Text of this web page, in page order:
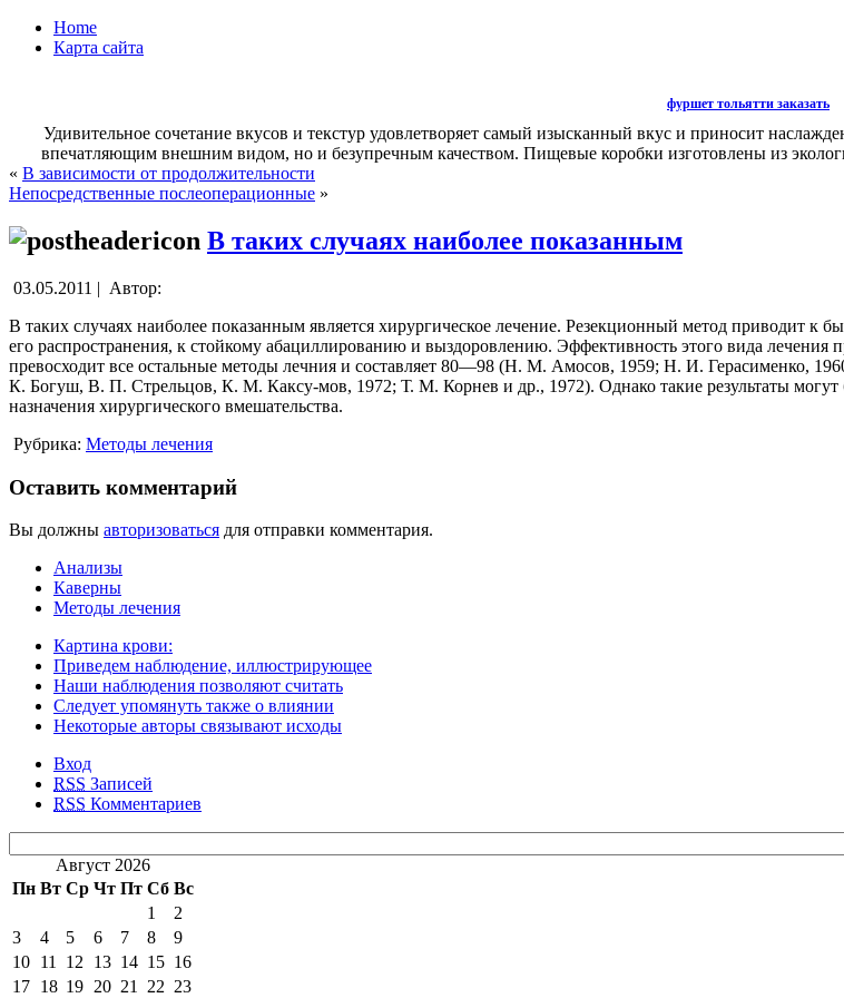
Home
Карта сайта
фуршет тольятти заказать
Удивительное сочетание вкусов и текстур удовлетворяет самый изысканный вкус и приносит
впечатляющим внешним видом, но и безупречным качеством. Пищевые коробки изготовлены из
« В зависимости от продолжительности
Непосредственные послеоперационные »
В таких случаях наиболее показанным
03.05.2011 | Автор:
В таких случаях наиболее показанным является хирургическое лечение. Резекционный метод приводит
его распространения, к стойкому абациллированию и выздоровлению. Эффективность этого вида лечения
превосходит все остальные методы лечния и составляет 80—98 (Н. М. Амосов, 1959; Н. И. Герасименко,
К. Богуш, В. П. Стрельцов, К. М. Каксу-мов, 1972; Т. М. Корнев и др., 1972). Однако такие результаты
назначения хирургического вмешательства.
Рубрика: Методы лечения
Оставить комментарий
Вы должны авторизоваться для отправки комментария.
Анализы
Каверны
Методы лечения
Картина крови:
Приведем наблюдение, иллюстрирующее
Наши наблюдения позволяют считать
Следует упомянуть также о влиянии
Некоторые авторы связывают исходы
Вход
RSS Записей
RSS Комментариев
Август 2026
Пн Вт Ср Чт Пт Сб Вс
1
2
3
4 5 6 7 8
9
10 11 12 13 14 15 16
17 18 19 20 21 22 23